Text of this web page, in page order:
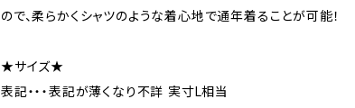
ので、柔らかくシャツのような着心地で通年着ることが可能！
★サイズ★
表記・・・表記が薄くなり不詳 実寸L相当